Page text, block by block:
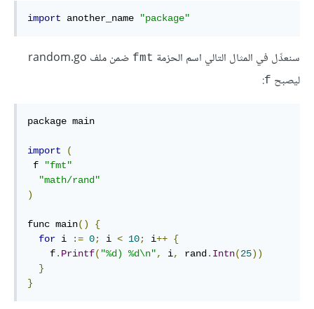
import another_name "package"
سنعدِّل في المثال التالي اسم الحزمة fmt
ضمن ملف random.go
ليصبح f
:
package main
import
(
f
"fmt"
"math/rand"
)
func main()
{
for i := 0; i < 10; i++ {
    f
. Printf( "%d) %d\n", i, rand. Intn(25))
}
}